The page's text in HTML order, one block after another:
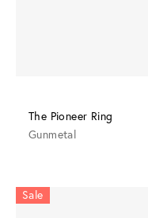
The Pioneer Ring
Gunmetal
Sale